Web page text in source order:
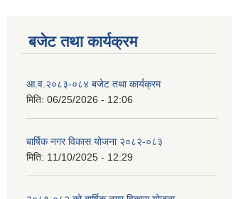
बजेट तथा कार्यक्रम
आ.व.२०८३-०८४ बजेट तथा कार्यक्रम
मिति: 06/25/2026 - 12:06
बार्षिक नगर विकास योजना २०८२-०८३
मिति: 11/10/2025 - 12:29